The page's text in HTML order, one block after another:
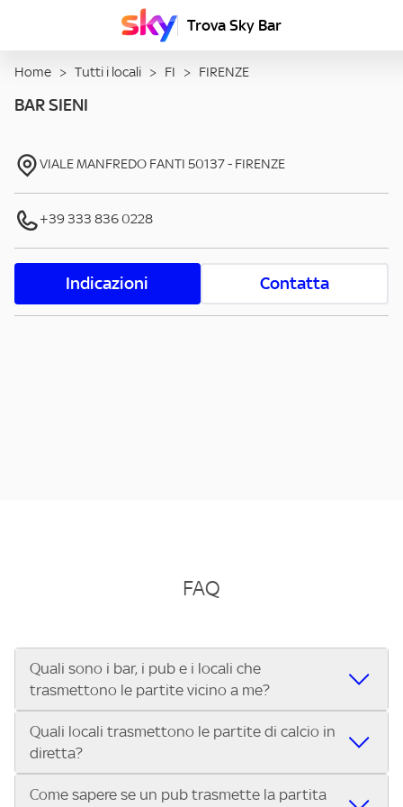
Trova Sky Bar
Home > Tutti i locali > FI > FIRENZE
BAR SIENI
VIALE MANFREDO FANTI 50137- FIRENZE
+39 333 836 0228
Indicazioni Contatta
FAQ
Quali sono i bar, i pub e i locali che
trasmettono le partite vicino a me?
Se cerchi un bar, pub, ristorante o locale vicino a te per
vedere le partite di Serie A ENILIVE, la Serie C Sky Wifi, la
UEFA Champions League, la UEFA Europa League, la UEFA
Conference League, il Tennis, la Formula 1®, la MotoGP™ e
Quali locali trasmettono le partite di calcio in
diretta?
Vuoi sapere quali bar, pub o ristoranti mostrano le partite
Come sapere se un pub trasmette la partita